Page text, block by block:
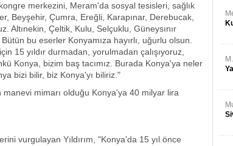
merkezini, Meram'da sosyal tesisleri, sağlık
Beyşehir, Çumra, Ereğli, Karapınar, Derebucak,
Altınekin, Çeltik, Kulu, Selçuklu, Güneysınır
bu eserler Konyamıza hayırlı, uğurlu olsun.
15 yıldır durmadan, yorulmadan çalışıyoruz,
Konya, bizim baş tacımız. Burada Konya'ya neler
bizi bilir, biz Konya'yı biliriz."
manevi mimarı olduğu Konya'ya 40 milyar lira
vurgulayan Yıldırım, "Konya'da 15 yıl önce